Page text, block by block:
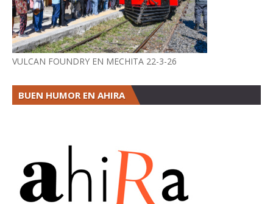
VULCAN FOUNDRY EN MECHITA 22-3-26
BUEN HUMOR EN AHIRA